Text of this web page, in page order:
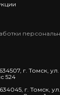
г. Томск,
524
г. Томск, ул.